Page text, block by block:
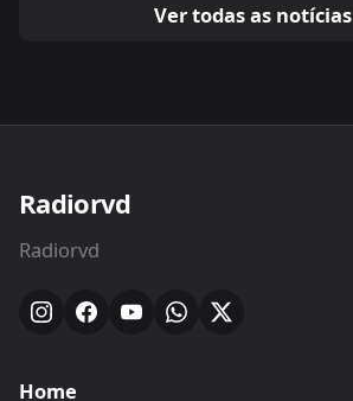
Ver todas as notícias
Radiorvd
Radiorvd
Home